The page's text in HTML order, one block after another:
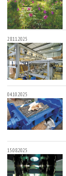
28.11.2025
04.10.2025
15.08.2025